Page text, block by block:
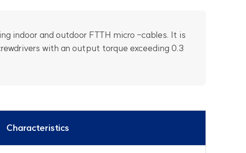
indoor and outdoor FTTH micro -cables. It is
with an output torque exceeding 0.3
Characteristics